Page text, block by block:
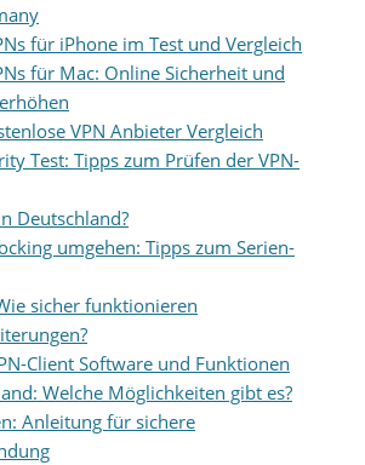
für iPhone im Test und Vergleich
für Mac: Online Sicherheit und
VPN Anbieter Vergleich
Test: Tipps zum Prüfen der VPN-
Deutschland?
umgehen: Tipps zum Serien-
sicher funktionieren
Client Software und Funktionen
Welche Möglichkeiten gibt es?
Anleitung für sichere